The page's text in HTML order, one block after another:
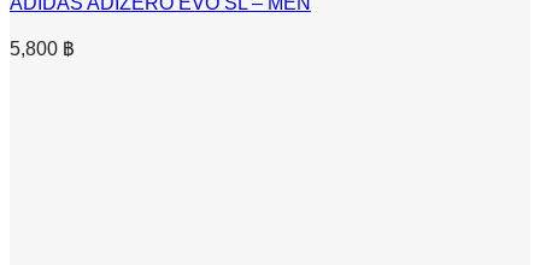
5,800 ฿